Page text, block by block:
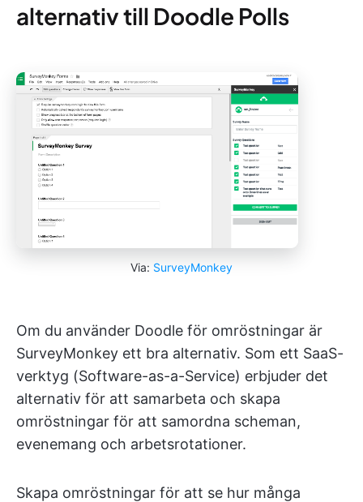
alternativ till Doodle Polls
Via: SurveyMonkey
Om du använder Doodle för omröstningar är
SurveyMonkey ett bra alternativ. Som ett SaaS-
verktyg (Software-as-a-Service) erbjuder det
alternativ för att samarbeta och skapa
omröstningar för att samordna scheman,
evenemang och arbetsrotationer.
Skapa omröstningar för att se hur många